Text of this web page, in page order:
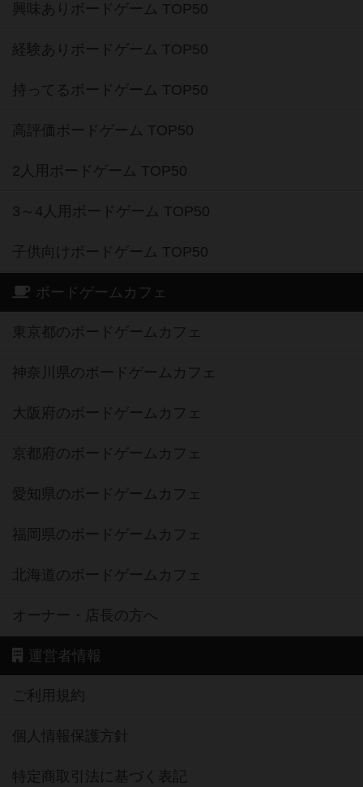
興味ありボードゲーム TOP50
経験ありボードゲーム TOP50
持ってるボードゲーム TOP50
高評価ボードゲーム TOP50
2人用ボードゲーム TOP50
3～4人用ボードゲーム TOP50
子供向けボードゲーム TOP50
ボードゲームカフェ
東京都のボードゲームカフェ
神奈川県のボードゲームカフェ
大阪府のボードゲームカフェ
京都府のボードゲームカフェ
愛知県のボードゲームカフェ
福岡県のボードゲームカフェ
北海道のボードゲームカフェ
オーナー・店長の方へ
運営者情報
ご利用規約
個人情報保護方針
特定商取引法に基づく表記